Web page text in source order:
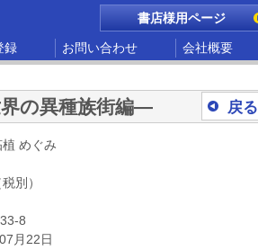
書店様用ページ
録 お問い合わせ 会社概要
戻る
の異種族街編―
めぐみ
別）
8
月22日